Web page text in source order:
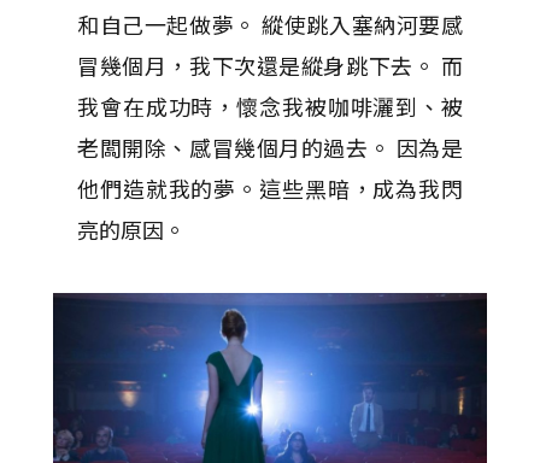
和自己一起做夢。 縱使跳入塞納河要感
冒幾個月，我下次還是縱身跳下去。 而
我會在成功時，懷念我被咖啡灑到、被
老闆開除、感冒幾個月的過去。 因為是
他們造就我的夢。這些黑暗，成為我閃
亮的原因。